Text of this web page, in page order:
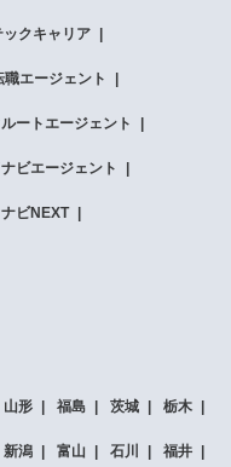
ックキャリア
エージェント
ートエージェント
ビエージェント
ビNEXT
山形 福島 茨城 栃木
新潟 富山 石川 福井